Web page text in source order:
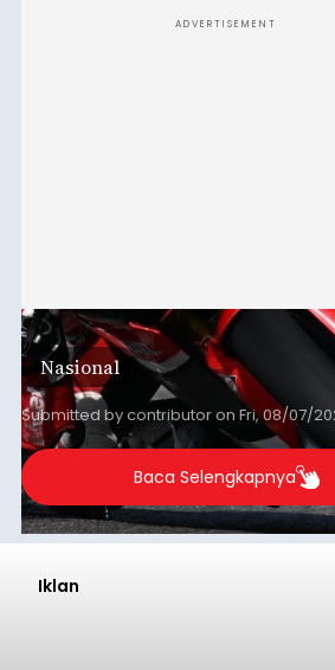
ADVERTISEMENT
Nasional
Submitted bycontributoron Fri, 08/07/
Baca Selengkapnya
Iklan